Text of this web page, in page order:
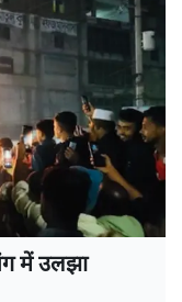
में उलझा